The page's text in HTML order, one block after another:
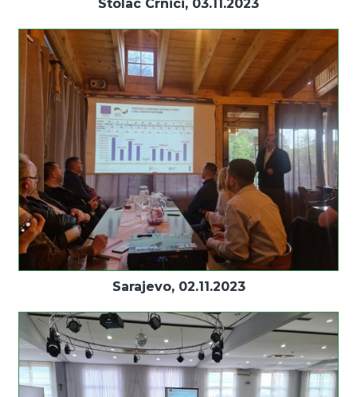
Stolac Crnici, 03.11.2023
Sarajevo, 02.11.2023